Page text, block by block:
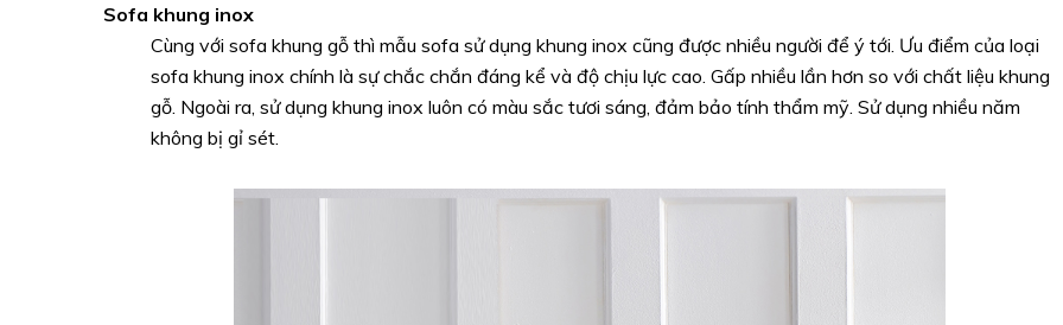
Sofa khung inox
Cùng với sofa khung gỗ thì mẫu sofa sử dụng khung inox cũng được nhiều người để ý tới. Ưu điểm của loại
sofa khung inox chính là sự chắc chắn đáng kể và độ chịu lực cao. Gấp nhiều lần hơn so với chất liệu khung
gỗ. Ngoài ra, sử dụng khung inox luôn có màu sắc tươi sáng, đảm bảo tính thẩm mỹ. Sử dụng nhiều năm
không bị gỉ sét.